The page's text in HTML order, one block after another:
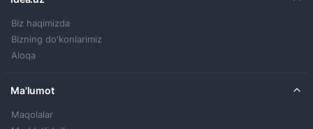
Biz haqimizda
Bizning do'konlarimiz
Aloqa
Ma'lumot
Maqolalar